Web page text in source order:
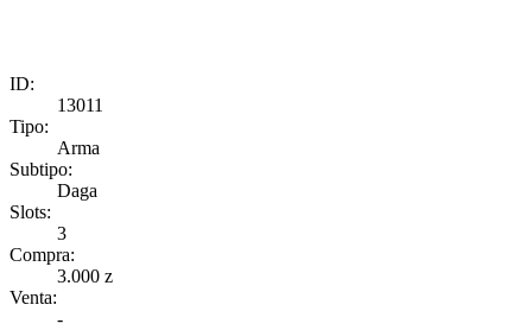
ID:
13011
Tipo:
Arma
Subtipo:
Daga
Slots:
3
Compra:
3.000 z
Venta:
-